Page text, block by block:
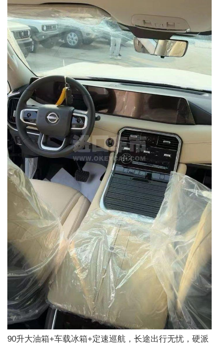
90升大油箱+车载冰箱+定速巡航，长途出行无忧，硬派